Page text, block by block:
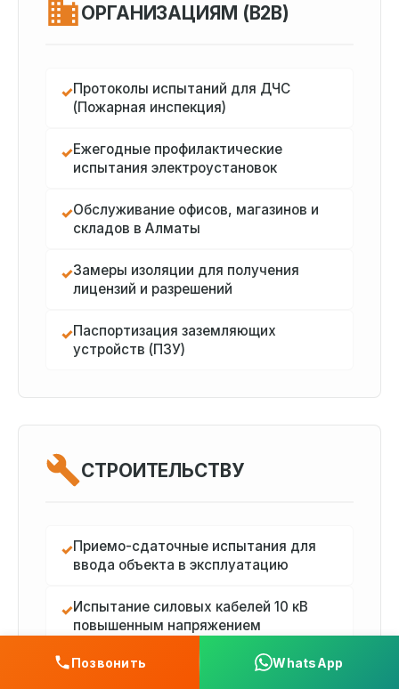
Позвонить WhatsApp
ОРГАНИЗАЦИЯМ (B2B)
✓Протоколы испытаний для ДЧС
(Пожарная инспекция)
✓Ежегодные профилактические
испытания электроустановок
✓Обслуживание офисов, магазинов и
складов в Алматы
✓Замеры изоляции для получения
лицензий и разрешений
✓Паспортизация заземляющих
устройств (ПЗУ)
СТРОИТЕЛЬСТВУ
✓Приемо-сдаточные испытания для
ввода объекта в эксплуатацию
✓Испытание силовых кабелей 10 кВ
повышенным напряжением
✓Наладка релейной защиты и